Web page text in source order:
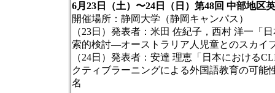
6月23日（土）〜24日（日）第48回 中部地区
開催場所：静岡大学（静岡キャンパス）
（23日）発表者：米田 佐紀子，西村 洋一「
索的検討―オーストラリア人児童とのスカイ
（24日）発表者：安達 理恵「日本における
クティブラーニングによる外国語教育の可能
名